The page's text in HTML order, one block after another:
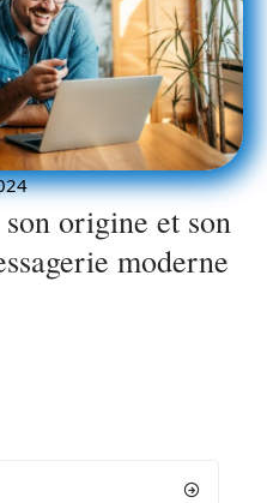
origine et son
moderne